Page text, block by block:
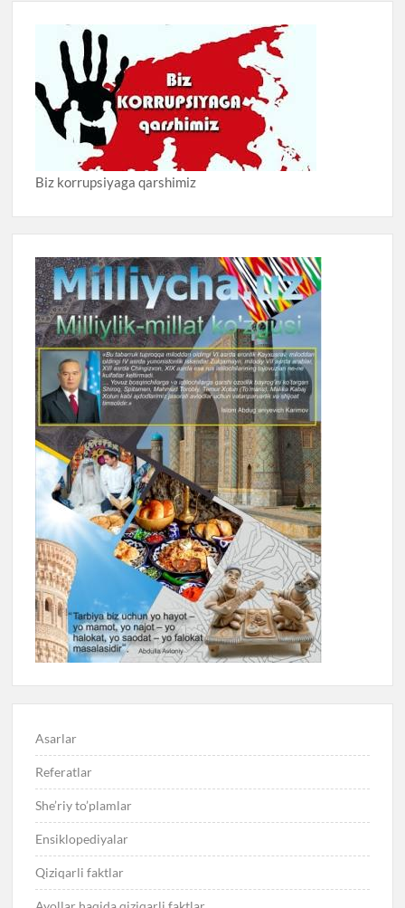
Biz korrupsiyaga qarshimiz
Asarlar
Referatlar
She’riy to’plamlar
Ensiklopediyalar
Qiziqarli faktlar